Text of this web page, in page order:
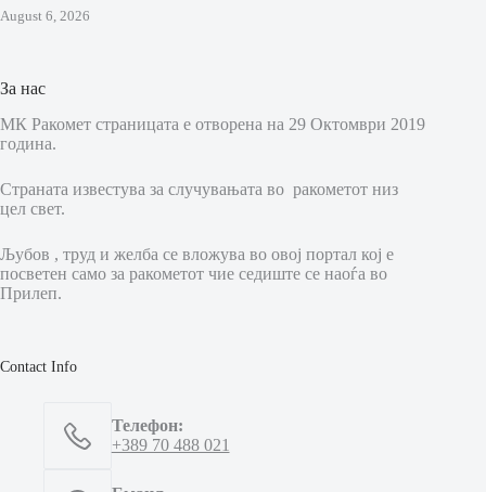
August 6, 2026
За нас
МК Ракомет страницата е отворена на 29 Октомври 2019
година.
Страната известува за случувањата во ракометот низ
цел свет.
Љубов , труд и желба се вложува во овој портал кој е
посветен само за ракометот чие седиште се наоѓа во
Прилеп.
Contact Info
Телефон:
+389 70 488 021